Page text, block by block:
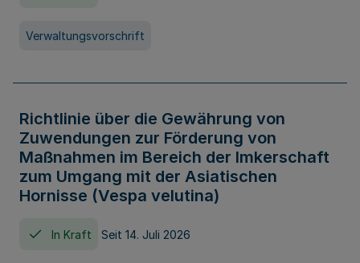
Verwaltungsvorschrift
Richtlinie über die Gewährung von
Zuwendungen zur Förderung von
Maßnahmen im Bereich der Imkerschaft
zum Umgang mit der Asiatischen
Hornisse (Vespa velutina)
In Kraft Seit 14. Juli 2026